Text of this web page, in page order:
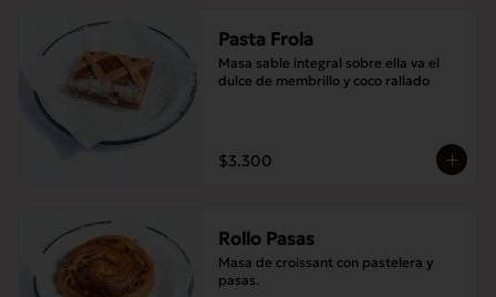
Pasta Frola
Masa sable integral sobre ella va el
dulce de membrillo y coco rallado
$3.300
Rollo Pasas
Masa de croissant con pastelera y
pasas.